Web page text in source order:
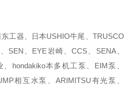
工器、日本USHIO牛尾、TRUSCO
SEN、EYE岩崎、CCS、SENA、
hondakiko本多机工泵、EIM泵、
相互水泵、ARIMITSU有光泵、